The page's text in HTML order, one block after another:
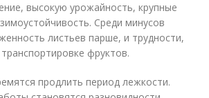
высокую урожайность, крупные
Среди минусов
листьев парше, и трудности,
фруктов.
продлить период лежкости.